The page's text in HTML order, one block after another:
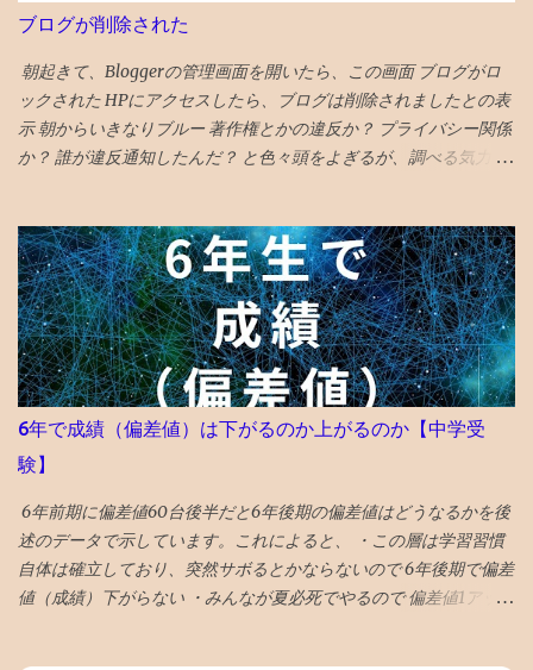
ブログが削除された
朝起きて、Bloggerの管理画面を開いたら、この画面 ブログがロ
ックされた HPにアクセスしたら、ブログは削除されましたとの表
示 朝からいきなりブルー 著作権とかの違反か？ プライバシー関係
か？ 誰が違反通知したんだ？ と色々頭をよぎるが、調べる気力が
た写真に何か埋め込まれていたのか、htmlコードを貼り付けたの
で何か入っていたのか と一瞬思ったが、 そもそも記事作成画面に
一切アクセスできないので、修正もできないため、放置。 データ
全部とんだと思いブルーな気分。 最近は見た映画の備忘録と化し
ていたが、備忘録がなくなると困る。 ケチらずにワードプレスに
しておくべきだったかと若干後悔 昼飯食いながらネットで調べる
どうやら、Googleのボットが自動で巡回して判定していて、 大量
の誤判定ロック（削除）が５年に一回ぐらいおきるらしい 再審査
ボタンを押した １０時間後、２２時過ぎ、メールが届いて ブログ
復活させたとの通知 急ぎ管理画面にアクセスし、バックアップを
出力・保存した
6年で成績（偏差値）は下がるのか上がるのか【中学受
験】
6年前期に偏差値60台後半だと6年後期の偏差値はどうなるかを後
述のデータで示しています。これによると、 ・この層は学習習慣
自体は確立しており、突然サボるとかならないので 6年後期で偏差
値（成績）下がらない ・みんなが夏必死でやるので 偏差値1アップ